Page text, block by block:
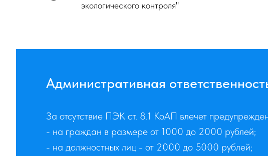
экологического контроля"
Административная
За отсутствие ПЭК ст. 8.1 КоАП влечет
- на граждан в размере от 1000 до 2000 рублей;
- на должностных лиц - от 2000 до 5000 рублей;